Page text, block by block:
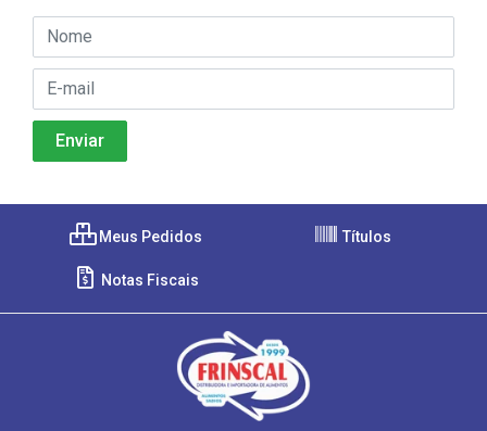
Meus Pedidos Títulos
Notas Fiscais